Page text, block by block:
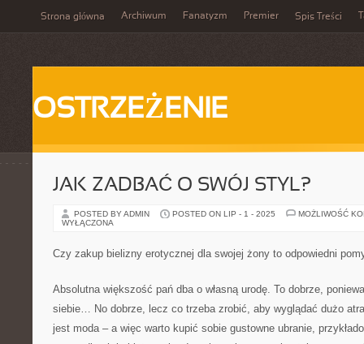
Strona główna Archiwum Fanatyzm Premier Spis Treści
OSTRZEŻENIE
JAK ZADBAĆ O SWÓJ STYL?
POSTED BY ADMIN POSTED ON LIP - 1 - 2025
MOŻLIWOŚĆ
WYŁĄCZONA
Czy zakup bielizny erotycznej dla swojej żony to odpowiedni
Absolutna większość pań dba o własną urodę. To dobrze,
siebie… No dobrze, lecz co trzeba zrobić, aby wyglądać dużo
jest moda – a więc warto kupić sobie gustowne ubranie,